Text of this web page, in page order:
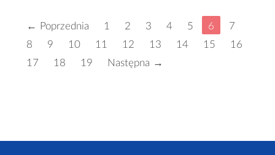
← Poprzednia 1 2 3 4 5 6
7
8
9 10 11 12 13 14 15
16
17
18 19 Następna →